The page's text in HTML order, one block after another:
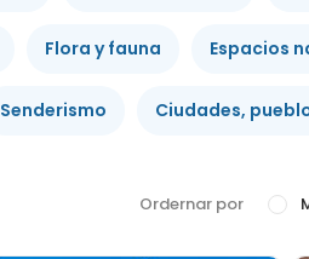
Flora y fauna Espacios
Senderismo Ciudades,
Ordernar por